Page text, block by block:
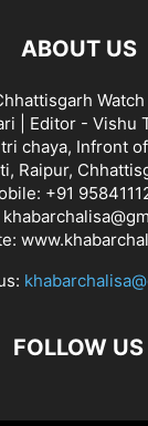
ABOUT US
| Editor - Vishu
chaya, Infront
Raipur,
+91
FOLLOW US